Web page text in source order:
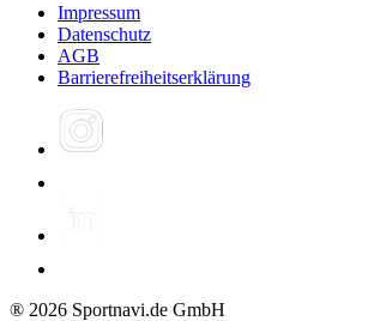
Impressum
Datenschutz
AGB
Barrierefreiheitserklärung
® 2026 Sportnavi.de GmbH